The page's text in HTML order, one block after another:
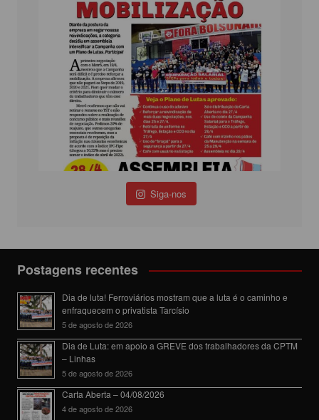
Siga-nos
Postagens recentes
Dia de luta! Ferroviários mostram que a luta é o caminho e
enfraquecem o privatista Tarcísio
5 de agosto de 2026
Dia de Luta: em apoio a GREVE dos trabalhadores da CPTM
– Linhas
5 de agosto de 2026
Carta Aberta – 04/08/2026
4 de agosto de 2026